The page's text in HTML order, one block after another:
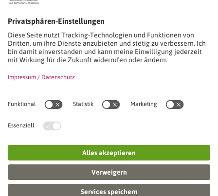
Stimmen unserer Absolventinnen und Absolventen
Seminare
Seminardatenbank
Inhouseanfragen
Seminarreihen
VWA stellt sich vor
Unser SVWA-Team
Veranstaltungsorte und Raumanmietung